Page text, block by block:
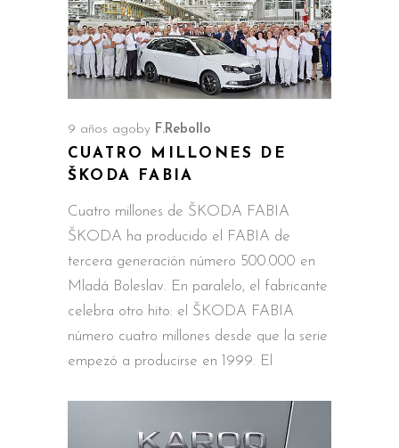
9 años ago by F.Rebollo
CUATRO MILLONES DE
ŠKODA FABIA
Cuatro millones de ŠKODA FABIA
ŠKODA ha producido el FABIA de
tercera generación número 500.000 en
Mladá Boleslav. En paralelo, el fabricante
celebra otro hito: el ŠKODA FABIA
número cuatro millones desde que la serie
empezó a producirse en 1999. El